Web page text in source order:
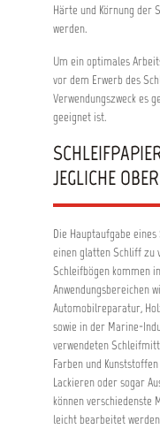
Härte und Körnung der
werden.
Um ein optimales
vor dem Erwerb des
Verwendungszweck es
geeignet ist.
JEGLICHE
Die Hauptaufgabe
einen glatten Schliff zu
Schleifbögen kommen
Anwendungsbereichen
Automobilreparatur,
sowie in der Marine-
verwendeten
Farben und
Lackieren oder sogar
können verschiedenste
leicht bearbeitet